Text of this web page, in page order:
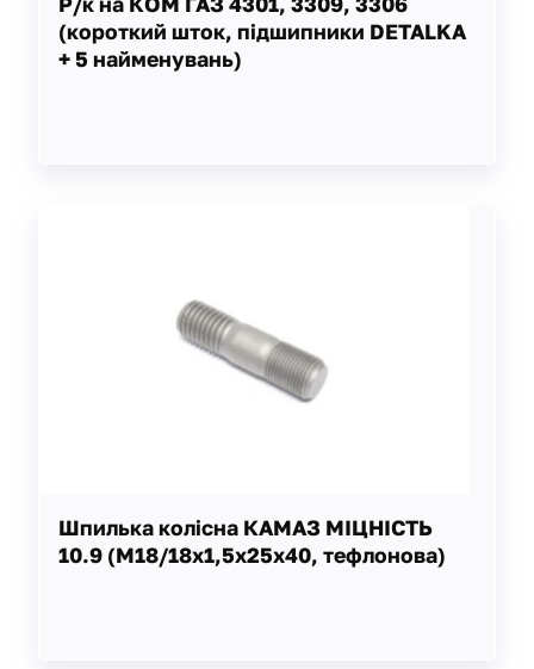
(короткий шток, підшипники DETALKA
+ 5 найменувань)
Шпилька колісна КАМАЗ МІЦНІСТЬ
10.9 (М18/18х1,5х25х40, тефлонова)